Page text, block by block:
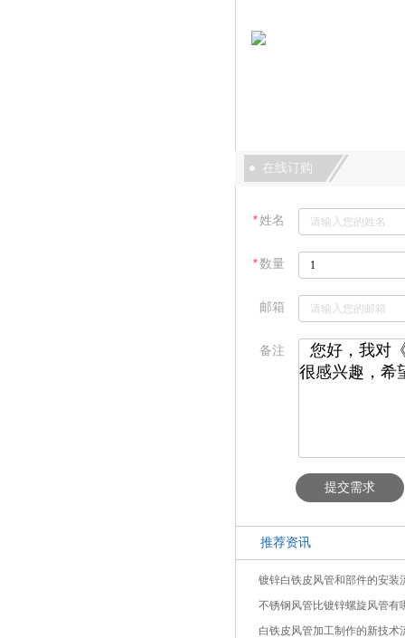
在线订购
＊姓名
＊数量
邮箱
备注
提交需求
推荐资讯
镀锌白铁皮风管和部件的安装
不锈钢风管比镀锌螺旋风管有
白铁皮风管加工制作的新技术